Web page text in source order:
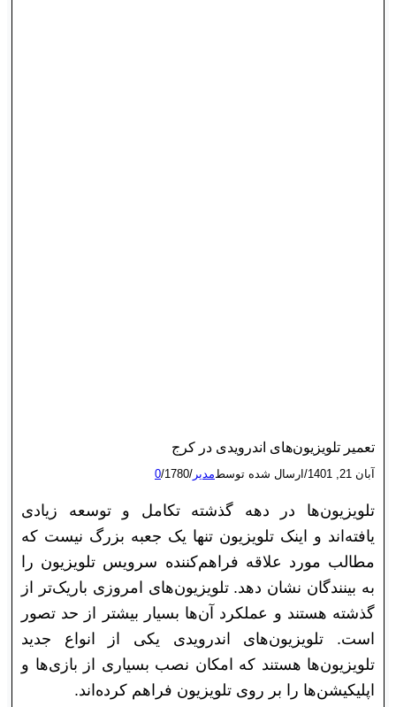
تعمیر تلویزیون‌های اندرویدی در کرج
آبان 21, 1401 /ارسال شده توسطمدیر /
1780
/
0
تلویزیون‌ها در دهه گذشته تکامل و توسعه زیادی
یافته‌اند و اینک تلویزیون تنها یک جعبه بزرگ نیست که
مطالب مورد علاقه فراهم‌کننده سرویس تلویزیون را
به بینندگان نشان دهد. تلویزیون‌های امروزی باریک‌تر از
گذشته هستند و عملکرد آن‌ها بسیار بیشتر از حد تصور
است. تلویزیون‌های اندرویدی یکی از انواع جدید
تلویزیون‌ها هستند که امکان نصب بسیاری از بازی‌ها و
اپلیکیشن‌ها را بر روی تلویزیون فراهم کرده‌اند.